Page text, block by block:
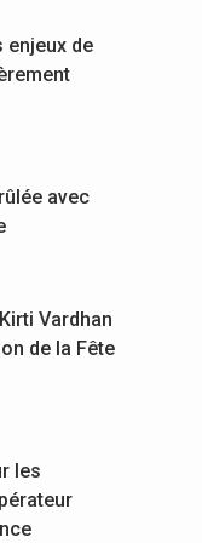
enjeux de
avec
Vardhan
de la Fête
les